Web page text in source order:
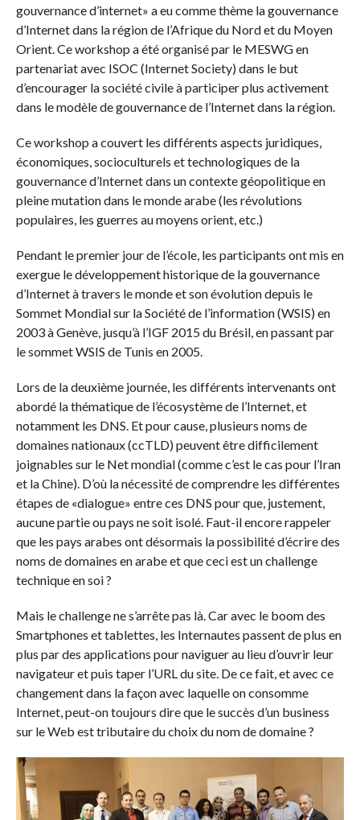
gouvernance d’internet» a eu comme thème la gouvernance
d’Internet dans la région de l’Afrique du Nord et du Moyen
Orient. Ce workshop a été organisé par le MESWG en
partenariat avec ISOC (Internet Society) dans le but
d’encourager la société civile à participer plus activement
dans le modèle de gouvernance de l’Internet dans la région.
Ce workshop a couvert les différents aspects juridiques,
économiques, socioculturels et technologiques de la
gouvernance d’Internet dans un contexte géopolitique en
pleine mutation dans le monde arabe (les révolutions
populaires, les guerres au moyens orient, etc.)
Pendant le premier jour de l’école, les participants ont mis en
exergue le développement historique de la gouvernance
d’Internet à travers le monde et son évolution depuis le
Sommet Mondial sur la Société de l’information (WSIS) en
2003 à Genève, jusqu’à l’IGF 2015 du Brésil, en passant par
le sommet WSIS de Tunis en 2005.
Lors de la deuxième journée, les différents intervenants ont
abordé la thématique de l’écosystème de l’Internet, et
notamment les DNS. Et pour cause, plusieurs noms de
domaines nationaux (ccTLD) peuvent être difficilement
joignables sur le Net mondial (comme c’est le cas pour l’Iran
et la Chine). D’où la nécessité de comprendre les différentes
étapes de «dialogue» entre ces DNS pour que, justement,
aucune partie ou pays ne soit isolé. Faut-il encore rappeler
que les pays arabes ont désormais la possibilité d’écrire des
noms de domaines en arabe et que ceci est un challenge
technique en soi ?
Mais le challenge ne s’arrête pas là. Car avec le boom des
Smartphones et tablettes, les Internautes passent de plus en
plus par des applications pour naviguer au lieu d’ouvrir leur
navigateur et puis taper l’URL du site. De ce fait, et avec ce
changement dans la façon avec laquelle on consomme
Internet, peut-on toujours dire que le succès d’un business
sur le Web est tributaire du choix du nom de domaine ?